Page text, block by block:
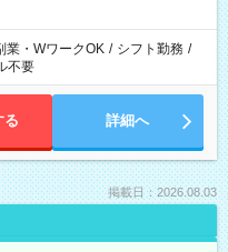
業・WワークOK / シフト勤務 /
不要
る 詳細へ
掲載日：2026.08.03